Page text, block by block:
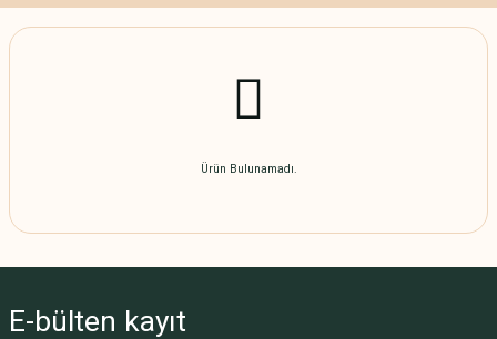
Ürün Bulunamadı.
E-bülten kayıt